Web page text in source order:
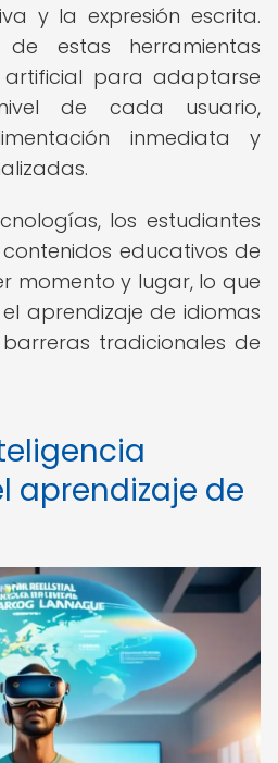
y la expresión escrita.
de estas herramientas
artificial para adaptarse
de cada usuario,
inmediata y
los estudiantes
educativos de
momento y lugar, lo que
aprendizaje de idiomas
tradicionales de
aprendizaje de